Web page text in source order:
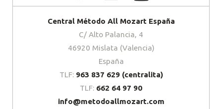
Central Método All Mozart España
C/ Alto Palancia, 4
46920 Mislata (Valencia)
España
TLF: 963 837 629 (centralita)
TLF: 662 64 97 90
info@metodoallmozart.com